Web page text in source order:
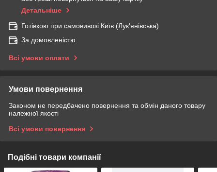
Детальніше
Готівкою при самовивозі Київ (Лук'янівська)
За домовленістю
Всі умови оплати
Умови повернення
Законом не передбачено повернення та обмін даного товару
належної якості
Всі умови повернення
Подібні товари компанії